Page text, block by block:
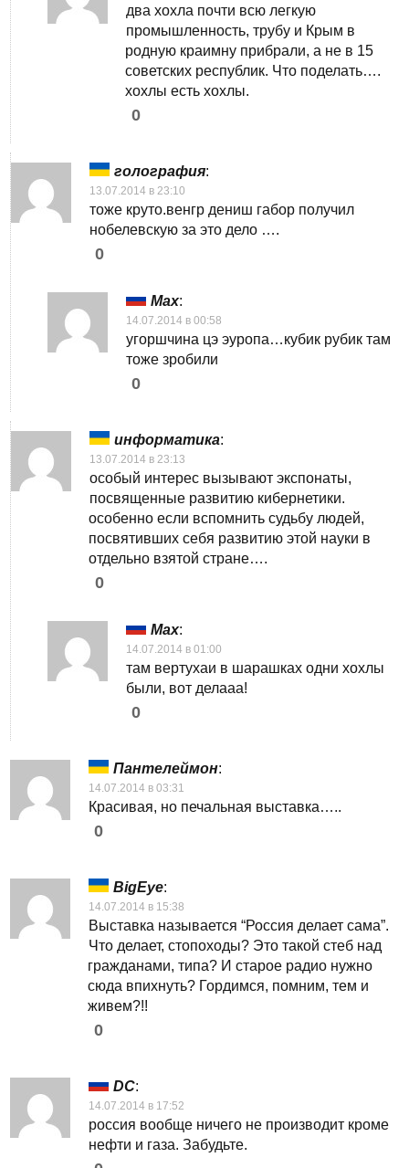
два хохла почти всю легкую
промышленность, трубу и Крым в
родную краимну прибрали, а не в 15
советских республик. Что поделать….
хохлы есть хохлы.
0
голография:
13.07.2014 в 23:10
тоже круто.венгр дениш габор получил
нобелевскую за это дело ….
0
Max:
14.07.2014 в 00:58
угоршчина цэ эуропа…кубик рубик там
тоже зробили
0
информатика:
13.07.2014 в 23:13
особый интерес вызывают экспонаты,
посвященные развитию кибернетики.
особенно если вспомнить судьбу людей,
посвятивших себя развитию этой науки в
отдельно взятой стране….
0
Max:
14.07.2014 в 01:00
там вертухаи в шарашках одни хохлы
были, вот делааа!
0
Пантелеймон:
14.07.2014 в 03:31
Красивая, но печальная выставка…..
0
BigEye:
14.07.2014 в 15:38
Выставка называется “Россия делает сама”.
Что делает, стопоходы? Это такой стеб над
гражданами, типа? И старое радио нужно
сюда впихнуть? Гордимся, помним, тем и
живем?!!
0
DC:
14.07.2014 в 17:52
россия вообще ничего не производит кроме
нефти и газа. Забудьте.